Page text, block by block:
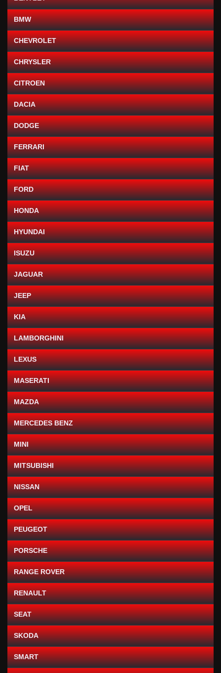
BMW
CHEVROLET
CHRYSLER
CITROEN
DACIA
DODGE
FERRARI
FIAT
FORD
HONDA
HYUNDAI
ISUZU
JAGUAR
JEEP
KIA
LAMBORGHINI
LEXUS
MASERATI
MAZDA
MERCEDES BENZ
MINI
MITSUBISHI
NISSAN
OPEL
PEUGEOT
PORSCHE
RANGE ROVER
RENAULT
SEAT
SKODA
SMART